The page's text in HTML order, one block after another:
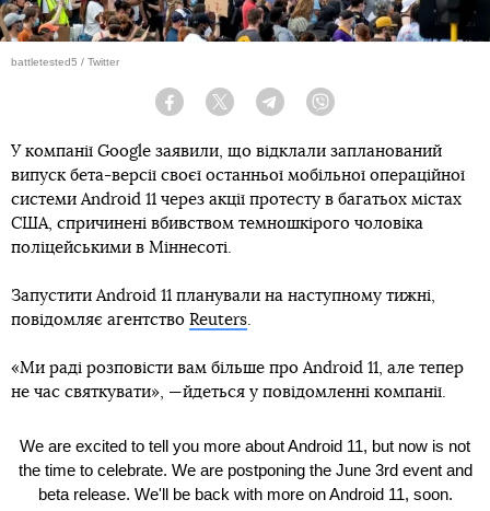
battletested5 / Twitter
Facebook Twitter Telegram
У компанії Google заявили, що відклали запланований
випуск бета-версії своєї останньої мобільної операційної
системи Android 11 через акції протесту в багатьох містах
США, спричинені вбивством темношкірого чоловіка
поліцейськими в Міннесоті.
Запустити Android 11 планували на наступному тижні,
повідомляє агентство Reuters
«Ми раді розповісти вам більше про Android 11, але тепер
не час святкувати», —йдеться у повідомленні компанії.
We are excited to tell you more about Android 11, but now is not
the time to celebrate. We are postponing the June 3rd event and
beta release. We'll be back with more on Android 11, soon.